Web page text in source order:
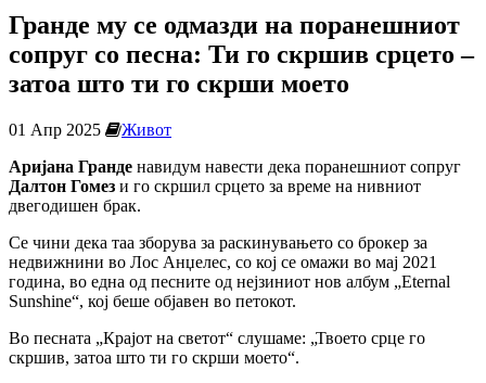
Гранде му се одмазди на поранешниот
сопруг со песна: Ти го скршив срцето –
затоа што ти го скрши моето
01 Апр 2025
Живот
Аријана Гранде навидум навести дека поранешниот сопруг
Далтон Гомез и го скршил срцето за време на нивниот
двегодишен брак.
Се чини дека таа зборува за раскинувањето со брокер за
недвижнини во Лос Анџелес, со кој се омажи во мај 2021
година, во една од песните од нејзиниот нов албум „Eternal
Sunshine“, кој беше објавен во петокот.
Во песната „Крајот на светот“ слушаме: „Твоето срце го
скршив, затоа што ти го скрши моето“.